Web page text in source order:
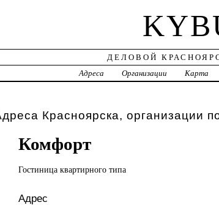
ДЕЛОВОЙ
Адреса
Организации Карта
Красноярска, организации
Комфорт
Гостиница квартирного типа
Адрес